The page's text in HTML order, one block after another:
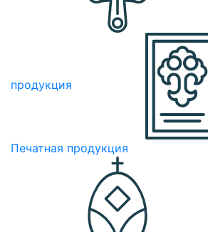
продукция
Печатная продукция